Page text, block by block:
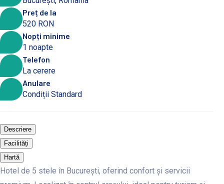
Preț de la
520 RON
Nopți minime
1 noapte
Telefon
La cerere
Anulare
Condiții Standard
Descriere
Facilități
Hartă
Hotel de 5 stele în București, oferind confort și servicii